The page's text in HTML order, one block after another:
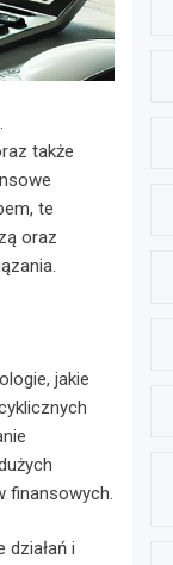
także
te
oraz
jakie
finansowych.
i